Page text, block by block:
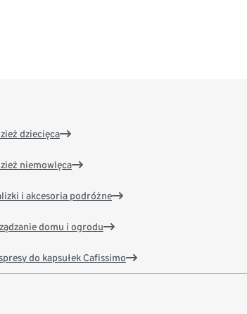
dziecięca
niemowlęca
i akcesoria podróżne
domu i ogrodu
do kapsułek Cafissimo